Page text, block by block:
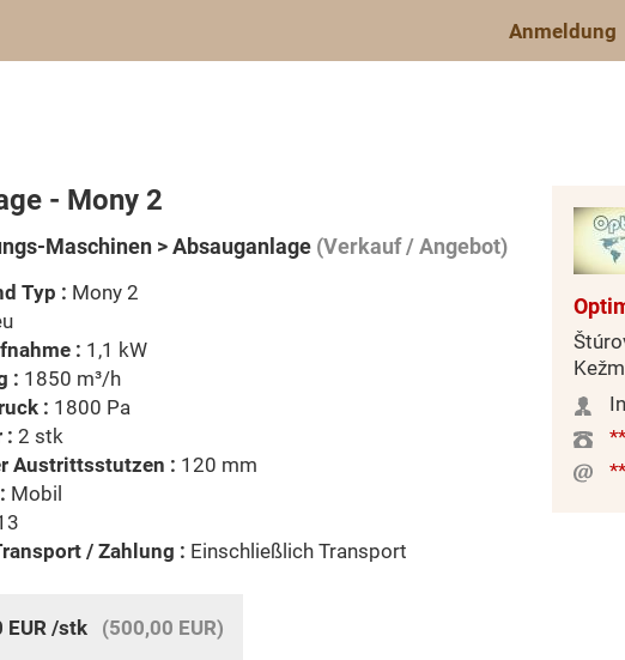
Anmeldung
- Mony 2
Maschinen > Absauganlage (Verkauf / Angebot)
Typ : Mony 2
: 1,1 kW
: 1850 m³/h
: 1800 Pa
: 2 stk
Austrittsstutzen : 120 mm
Mobil
/ Zahlung : Einschließlich Transport
EUR /stk (500,00 EUR)